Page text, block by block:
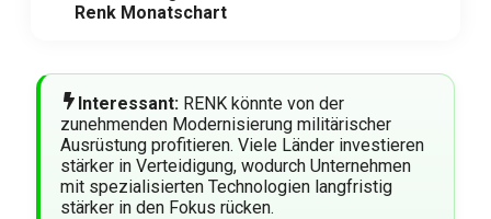
Renk Monatschart
Interessant: RENK könnte von der
zunehmenden Modernisierung militärischer
Ausrüstung profitieren. Viele Länder investieren
stärker in Verteidigung, wodurch Unternehmen
mit spezialisierten Technologien langfristig
stärker in den Fokus rücken.